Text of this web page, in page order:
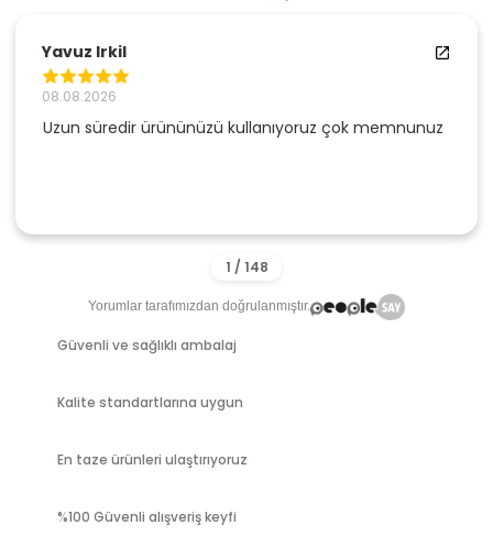
Yavuz Irkil
08.08.2026
Uzun süredir ürününüzü kullanıyoruz çok memnunuz
Yorumlar tarafımızdan doğrulanmıştır.
Güvenli ve sağlıklı ambalaj
Kalite standartlarına uygun
En taze ürünleri ulaştırıyoruz
%100 Güvenli alışveriş keyfi